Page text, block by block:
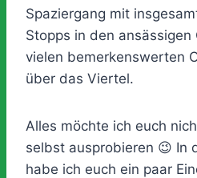
Spaziergang mit
Stopps in den ansässigen
vielen bemerkenswerten
über das Viertel.
Alles möchte ich euch
selbst ausprobieren 😉 In
habe ich euch ein paar